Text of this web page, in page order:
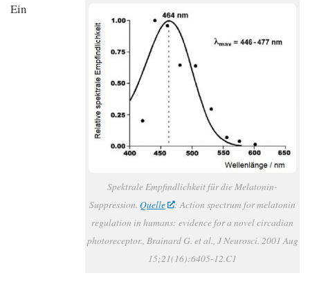
Spektrale Empfindlichkeit für die Melatonin-
Suppression. Quelle
: Action spectrum for melatonin
regulation in humans: evidence for a novel circadian
photoreceptor., Brainard G. et al., J Neurosci. 2001 Aug
15;21(16):6405-12.C1
Ein